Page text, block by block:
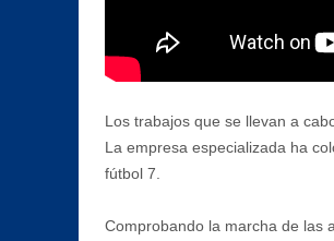
Los trabajos que se llevan a
La empresa especializada ha
fútbol 7.
Comprobando la marcha de las